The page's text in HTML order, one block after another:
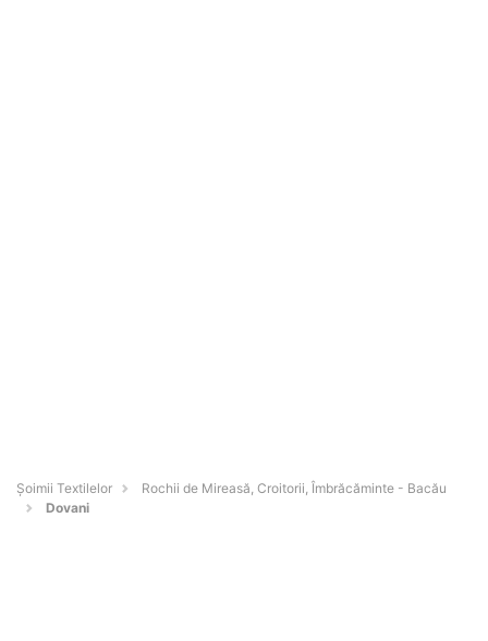
Șoimii Textilelor
Rochii de Mireasă, Croitorii, Îmbrăcăminte - Bacău
Dovani